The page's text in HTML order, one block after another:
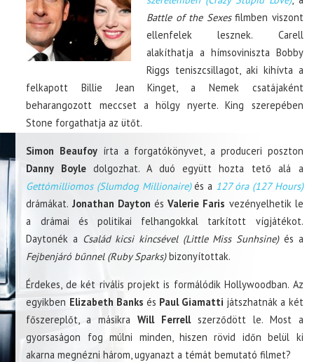
Battle of the Sexesfilmben viszont
ellenfelek lesznek. Carell
alakíthatja a hímsoviniszta Bobby
Riggs teniszcsillagot, aki kihívta a
felkapott Billie Jean Kinget, a Nemek csatájaként
beharangozott meccset a hölgy nyerte. King szerepében
Stone forgathatja az ütőt.
Simon Beaufoy írta a forgatókönyvet, a produceri poszton
Danny Boyledolgozhat. A duó együtt hozta tető alá a
Gettómilliomos (Slumdog Millionaire)és a 127 óra (127 Hours)
drámákat. Jonathan Dayton és Valerie Faris vezényelhetik le
a drámai és politikai felhangokkal tarkított vígjátékot.
Daytonék a Család kicsi kincsével (Little Miss Sunhsine)és a
Fejbenjáró bűnnel (Ruby Sparks)bizonyítottak.
Érdekes, de két rivális projekt is formálódik Hollywoodban. Az
egyikben Elizabeth Banks és Paul Giamatti játszhatnák a két
főszereplőt, a másikraWill Ferrellszerződött le. Most a
gyorsaságon fog múlni minden, hiszen rövid időn belül ki
akarna megnézni három, ugyanazt a témát bemutató filmet?